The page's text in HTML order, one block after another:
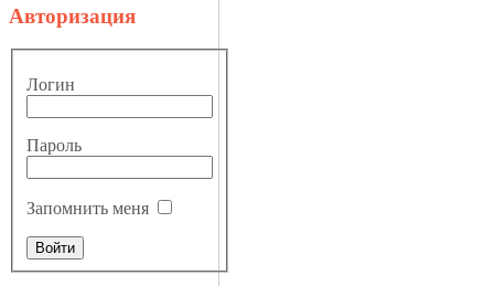
Авторизация
Логин
Пароль
Запомнить меня